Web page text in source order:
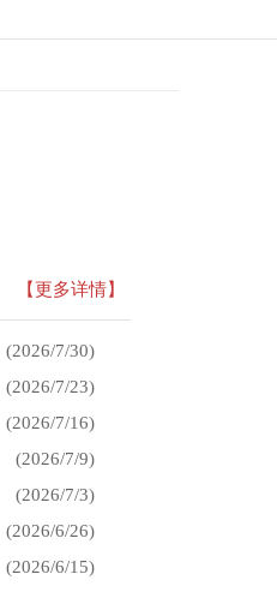
【更多详情】
(2026/7/30)
(2026/7/23)
(2026/7/16)
(2026/7/9)
(2026/7/3)
(2026/6/26)
(2026/6/15)